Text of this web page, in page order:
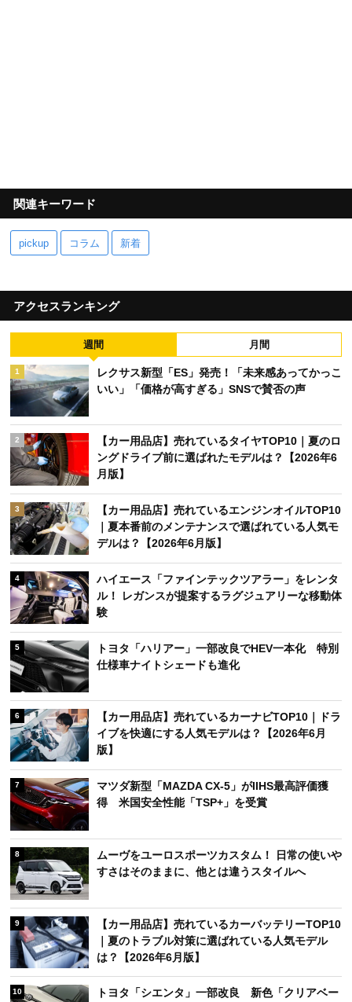
関連キーワード
pickup コラム 新着
アクセスランキング
週間 月間
1
レクサス新型「ES」発売！「未来感あってかっこ
いい」「価格が高すぎる」SNSで賛否の声
2
【カー用品店】売れているタイヤTOP10｜夏のロ
ングドライブ前に選ばれたモデルは？【2026年6
月版】
3
【カー用品店】売れているエンジンオイルTOP10
｜夏本番前のメンテナンスで選ばれている人気モ
デルは？【2026年6月版】
4
ハイエース「ファインテックツアラー」をレンタ
ル！ レガンスが提案するラグジュアリーな移動体
験
5
トヨタ「ハリアー」一部改良でHEV一本化 特別
仕様車ナイトシェードも進化
6
【カー用品店】売れているカーナビTOP10｜ドラ
イブを快適にする人気モデルは？【2026年6月
版】
7
マツダ新型「MAZDA CX-5」がIIHS最高評価獲
得 米国安全性能「TSP+」を受賞
8
ムーヴをユーロスポーツカスタム！ 日常の使いや
すさはそのままに、他とは違うスタイルへ
9
【カー用品店】売れているカーバッテリーTOP10
｜夏のトラブル対策に選ばれている人気モデル
は？【2026年6月版】
10
トヨタ「シエンタ」一部改良 新色「クリアベー